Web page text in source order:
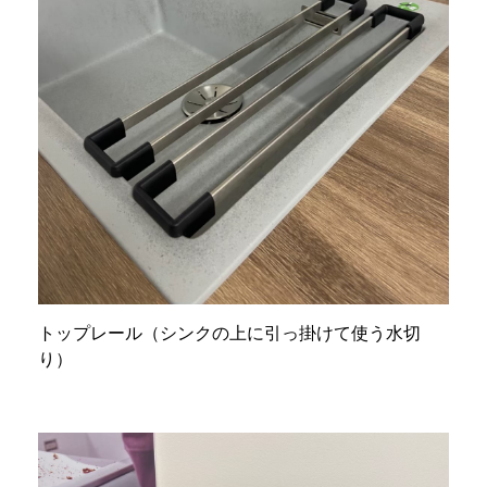
トップレール（シンクの上に引っ掛けて使う水切
り）